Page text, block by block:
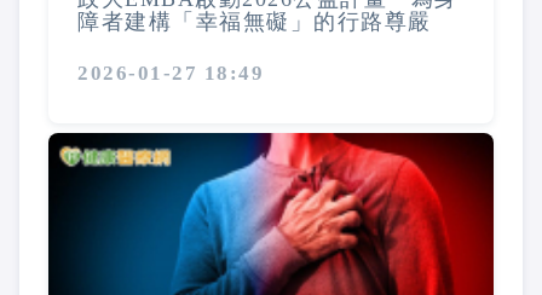
障者建構「幸福無礙」的行路尊嚴
2026-01-27 18:49